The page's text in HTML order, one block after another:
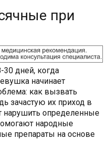
при
дней, когда
начинает
как вызвать
зачастую их приход в
определенные
народные
препараты на основе